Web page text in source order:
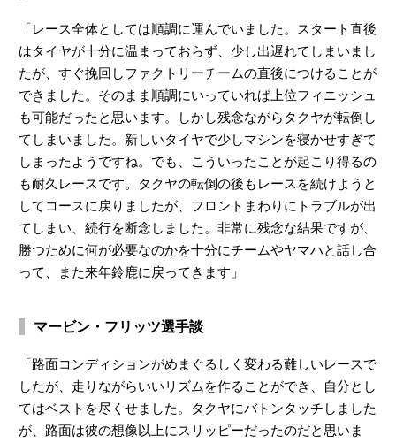
「レース全体としては順調に運んでいました。スタート直後
はタイヤが十分に温まっておらず、少し出遅れてしまいまし
たが、すぐ挽回しファクトリーチームの直後につけることが
できました。そのまま順調にいっていれば上位フィニッシュ
も可能だったと思います。しかし残念ながらタクヤが転倒し
てしまいました。新しいタイヤで少しマシンを寝かせすぎて
しまったようですね。でも、こういったことが起こり得るの
も耐久レースです。タクヤの転倒の後もレースを続けようと
してコースに戻りましたが、フロントまわりにトラブルが出
てしまい、続行を断念しました。非常に残念な結果ですが、
勝つために何が必要なのかを十分にチームやヤマハと話し合
って、また来年鈴鹿に戻ってきます」
マービン・フリッツ選手談
「路面コンディションがめまぐるしく変わる難しいレースで
したが、走りながらいいリズムを作ることができ、自分とし
てはベストを尽くせました。タクヤにバトンタッチしました
が、路面は彼の想像以上にスリッピーだったのだと思いま